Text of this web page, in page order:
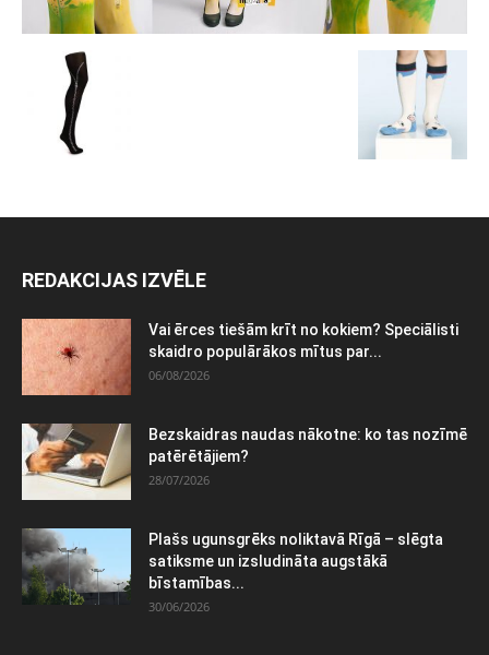
REDAKCIJAS IZVĒLE
Vai ērces tiešām krīt no kokiem? Speciālisti
skaidro populārākos mītus par...
06/08/2026
Bezskaidras naudas nākotne: ko tas nozīmē
patērētājiem?
28/07/2026
Plašs ugunsgrēks noliktavā Rīgā – slēgta
satiksme un izsludināta augstākā
bīstamības...
30/06/2026